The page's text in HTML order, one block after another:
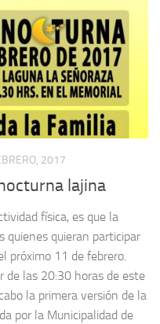
2017
lajina
física, es que la
quienes quieran participar
próximo 11 de febrero.
de las 20:30 horas de este
la primera versión de la
por la Municipalidad de